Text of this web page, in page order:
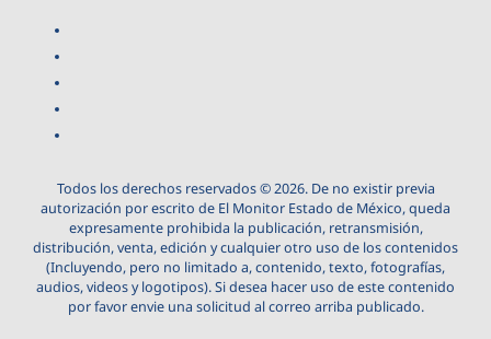
Todos los derechos reservados © 2026. De no existir previa
autorización por escrito de El Monitor Estado de México, queda
expresamente prohibida la publicación, retransmisión,
distribución, venta, edición y cualquier otro uso de los contenidos
(Incluyendo, pero no limitado a, contenido, texto, fotografías,
audios, videos y logotipos). Si desea hacer uso de este contenido
por favor envie una solicitud al correo arriba publicado.